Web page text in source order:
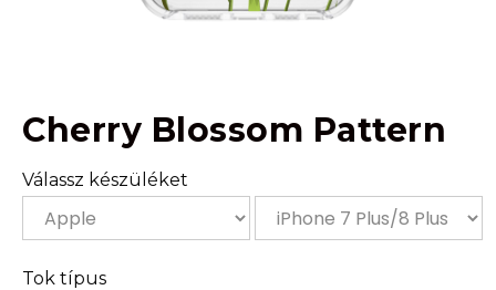
Cherry Blossom Pattern
Válassz készüléket
Tok típus